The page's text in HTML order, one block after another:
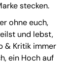
stecken.
ohne euch,
und lebst,
& Kritik immer
ein Hoch auf